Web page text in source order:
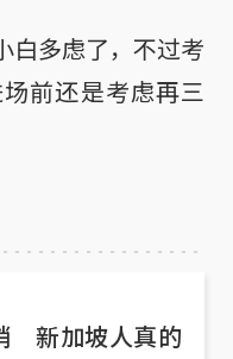
白多虑了，不过考
前还是考虑再三
新加坡人真的